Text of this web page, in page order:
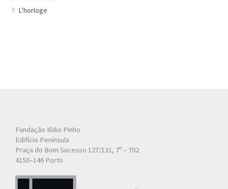
L'horloge
Fundação Ilídio Pinho
Edifício Península
Praça do Bom Sucesso 127/131, 7º – 702
4150–146 Porto